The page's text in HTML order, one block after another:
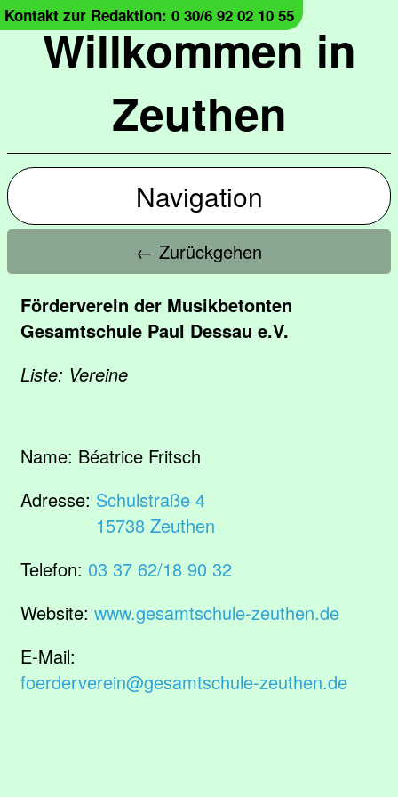
Willkommen in
Zeuthen
Kontakt zur Redaktion: 0 30/6 92 02 10 55
Navigation
← Zurückgehen
Förderverein der Musikbetonten
Gesamtschule Paul Dessau e.V.
Liste: Vereine
Name: Béatrice Fritsch
Adresse: Schulstraße 4
15738 Zeuthen
Telefon: 03 37 62/18 90 32
Website: www.gesamtschule-zeuthen.de
E-Mail:
foerderverein@gesamtschule-zeuthen.de